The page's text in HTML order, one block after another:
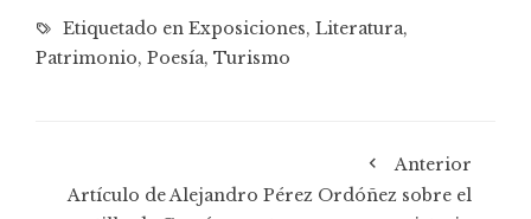
Etiquetado en Exposiciones, Literatura,
Patrimonio, Poesía, Turismo
Anterior
Artículo de Alejandro Pérez Ordóñez sobre el